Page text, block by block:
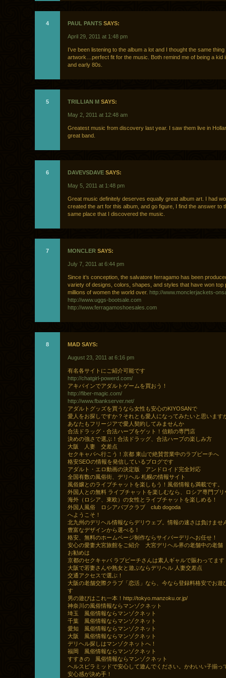
4 PAUL PANTS SAYS:
April 29, 2011 at 1:48 pm
I’ve been listening to the album a lot and I thought the same
artwork…perfect fit for the music. Both remind me of being a kid
and early 80s.
5 TRILLIAN M SAYS:
May 2, 2011 at 12:48 am
Greatest music from discovery last year. I saw them live in
great band.
6 DAVEVSDAVE SAYS:
May 5, 2011 at 1:48 pm
Great music definitely deserves equally great album art. I had
created the art for this album, and go figure, I find the answer to
same place that I discovered the music.
7 MONCLER SAYS:
July 7, 2011 at 6:44 pm
Since it’s conception, the salvatore ferragamo has been
variety of designs, colors, shapes, and styles that have won top
millions of women the world over. http://www.monclerjackets-
http://www.uggs-bootsale.com
http://www.ferragamoshoesales.com
8 MAD SAYS:
August 23, 2011 at 6:16 pm
有名各サイトにご紹介可能です
http://chatgirl-powerd.com/
アキバインでアダルトゲームを買おう！
http://fiber-magic.com/
http://www.fbankserver.net/
アダルトグッズを買うなら女性も安心のKIYOSANで
愛人をお探しですか？それとも愛人になってみたいと思います
あなたもフリージアで愛人契約してみませんか
合法ドラッグ・合法ハーブをゲット！信頼の専門店
決めの強さで選ぶ！合法ドラッグ、合法ハーブの楽しみ方
大阪 人妻 交差点
セクキャバへ行こう！京都 東山で絶賛営業中のラブビーチへ
格安SEOの情報を発信しているブログです
アダルト・エロ動画の決定版 アンドロイド完全対応
全国有数の風俗街、デリヘル 札幌の情報サイト
風俗嬢とのライブチャットを楽しもう！風俗情報も満載です。
外国人との無料 ライブチャットを楽しむなら、ロシア専門プリ
海外（ロシア、東欧）の女性とライブチャットを楽しめる！
外国人風俗 ロシアパブクラブ club dogoda
へようこそ！
北九州のデリヘル情報ならデリウェブ。情報の速さは負けませ
豊富なデザインから選べる！
格安、無料のホームページ制作ならサイバーデリへお任せ！
安心の愛妻大宮旅館をご紹介 大宮デリヘル界の老舗中の老舗
お勧めは
京都のセクキャバ ラブビーチさんは素人ギャルで賑わってます
大阪で若妻さんや熟女と遊ぶならデリヘル 人妻交差点
交通アクセスで選ぶ！
大阪の老舗交際クラブ「恋活」なら、今なら登録料格安でお遊
す
男の遊びはこれ一本！http://tokyo.manzoku.or.jp/
神奈川の風俗情報ならマンゾクネット
埼玉 風俗情報ならマンゾクネット
千葉 風俗情報ならマンゾクネット
愛知 風俗情報ならマンゾクネット
大阪 風俗情報ならマンゾクネット
デリヘル探しはマンゾクネットへ！
福岡 風俗情報ならマンゾクネット
すすきの 風俗情報ならマンゾクネット
ヘルスピラミッドで安心して遊んでください。かわいい子揃っ
安心感が決め手！